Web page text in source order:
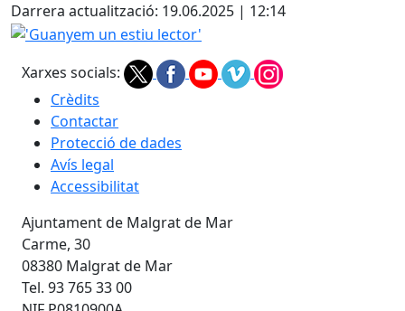
Darrera actualització: 19.06.2025 | 12:14
'Guanyem un estiu lector'
Xarxes socials:
Crèdits
Contactar
Protecció de dades
Avís legal
Accessibilitat
Ajuntament de Malgrat de Mar
Carme, 30
08380 Malgrat de Mar
Tel. 93 765 33 00